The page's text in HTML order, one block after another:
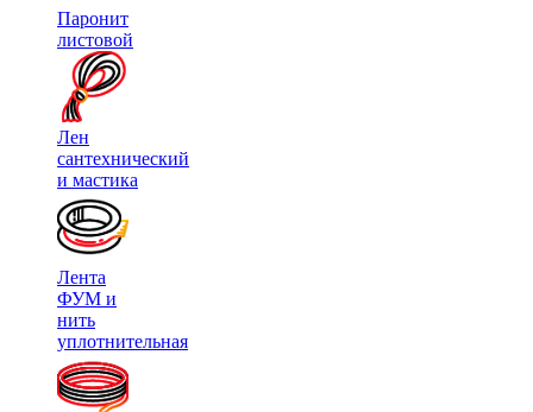
Паронит
листовой
Лен
сантехнический
и мастика
Лента
ФУМ и
нить
уплотнительная